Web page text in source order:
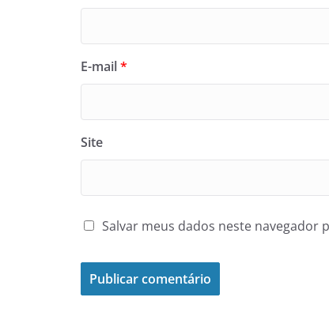
E-mail*
Site
Salvar meus dados neste navegador